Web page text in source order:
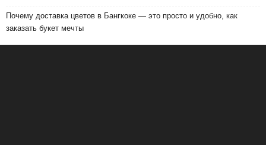
Почему доставка цветов в Бангкоке — это просто и удобно, как
заказать букет мечты